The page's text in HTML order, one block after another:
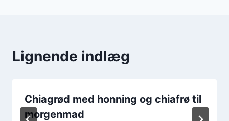
Lignende indlæg
Chiagrød med honning og chiafrø til
morgenmad